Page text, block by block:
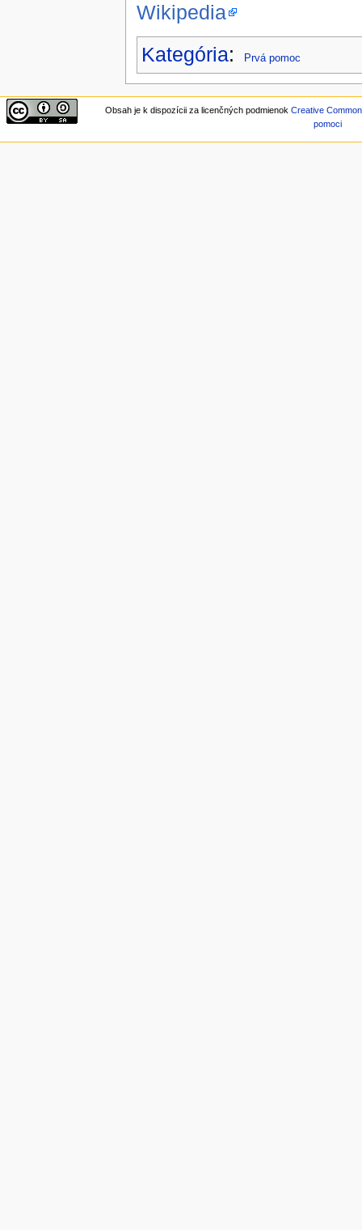
Wikipedia
Kategória: Prvá pomoc
Obsah je k dispozícii za licenčných podmienok Creative
pomoci